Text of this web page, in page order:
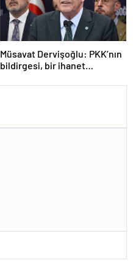
Müsavat Dervişoğlu: PKK’nın
bildirgesi, bir ihanet